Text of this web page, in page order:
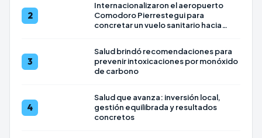
2
Internacionalizaron el aeropuerto
Comodoro Pierrestegui para
concretar un vuelo sanitario hacia
3
Salud brindó recomendaciones para
prevenir intoxicaciones por monóxido
de carbono
4
Salud que avanza: inversión local,
gestión equilibrada y resultados
concretos